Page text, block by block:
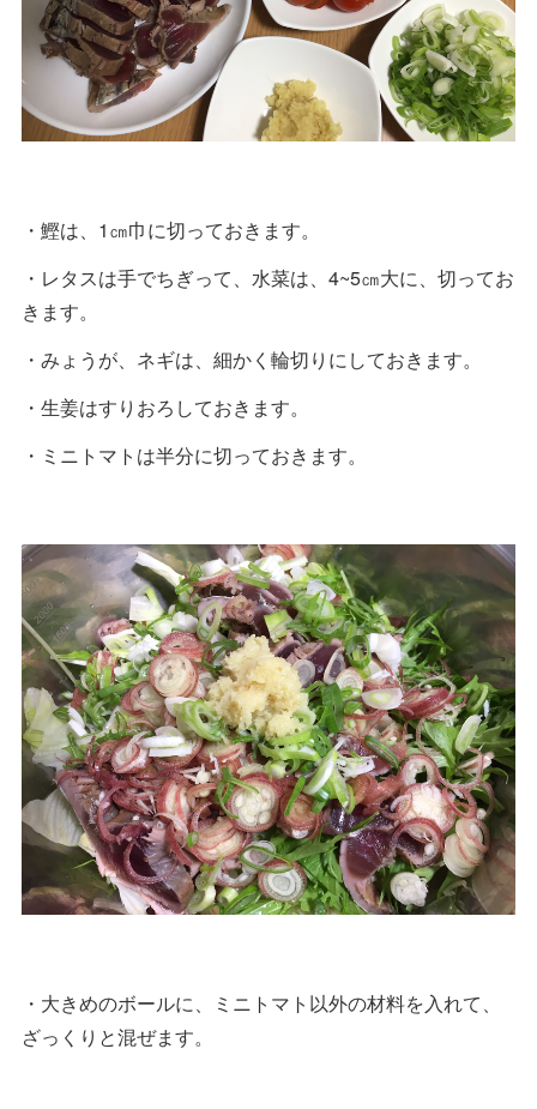
・鰹は、1㎝巾に切っておきます。
・レタスは手でちぎって、水菜は、4~5㎝大に、切ってお
きます。
・みょうが、ネギは、細かく輪切りにしておきます。
・生姜はすりおろしておきます。
・ミニトマトは半分に切っておきます。
・大きめのボールに、ミニトマト以外の材料を入れて、
ざっくりと混ぜます。